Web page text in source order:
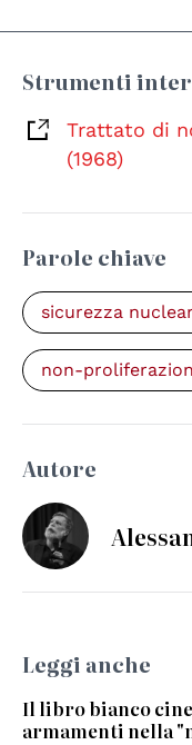
Strumenti
Trattato di
(1968)
Parole chiave
sicurezza
non-
Autore
Leggi anche
Il libro bianco
armamenti nella